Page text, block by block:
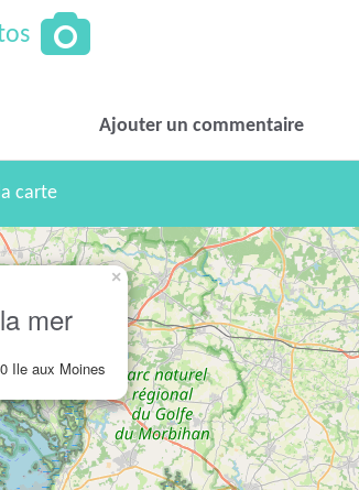
Ajouter un commentaire
carte
mer
Ile aux Moines
×